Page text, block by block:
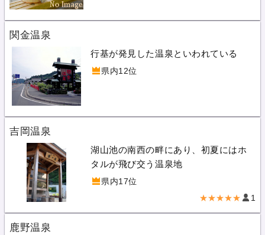
関金温泉
行基が発見した温泉といわれている
県内12位
吉岡温泉
湖山池の南西の畔にあり、初夏にはホ
タルが飛び交う温泉地
県内17位
★★★★★ 1
鹿野温泉